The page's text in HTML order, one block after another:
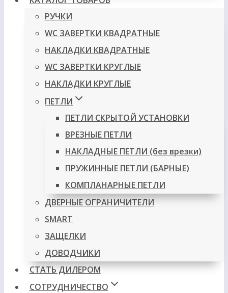
РУЧКИ
WC ЗАВЕРТКИ КВАДРАТНЫЕ
НАКЛАДКИ КВАДРАТНЫЕ
WC ЗАВЕРТКИ КРУГЛЫЕ
НАКЛАДКИ КРУГЛЫЕ
ПЕТЛИ
ПЕТЛИ СКРЫТОЙ УСТАНОВКИ
ВРЕЗНЫЕ ПЕТЛИ
НАКЛАДНЫЕ ПЕТЛИ (без врезки)
ПРУЖИННЫЕ ПЕТЛИ (БАРНЫЕ)
КОМПЛАНАРНЫЕ ПЕТЛИ
ДВЕРНЫЕ ОГРАНИЧИТЕЛИ
SMART
ЗАЩЕЛКИ
ДОВОДЧИКИ
СТАТЬ ДИЛЕРОМ
СОТРУДНИЧЕСТВО